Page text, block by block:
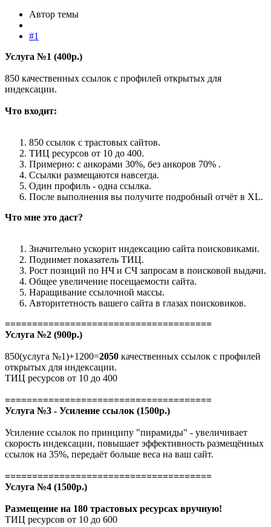
Автор темы
#1
Услуга №1 (400р.)
850 качественных ссылок с профилей открытых для
индексации.
Что входит:
850 ссылок с трастовых сайтов.
ТИЦ ресурсов от 10 до 400.
Примерно: с анкорами 30%, без анкоров 70% .
Ссылки размещаются навсегда.
Один профиль - одна ссылка.
После выполнения вы получите подробный отчёт в XL.
Что мне это даст?
Значительно ускорит индексацию сайта поисковиками.
Поднимет показатель ТИЦ.
Рост позиций по НЧ и СЧ запросам в поисковой выдачи.
Общее увеличение посещаемости сайта.
Наращивание ссылочной массы.
Авторитетность вашего сайта в глазах поисковиков.
======================================
Услуга №2 (900р.)
850(услуга №1)+1200=2050 качественных ссылок с профилей
открытых для индексации.
ТИЦ ресурсов от 10 до 400
======================================
Услуга №3 - Усиление ссылок (1500р.)
Усиление ссылок по принципу "пирамиды" - увеличивает
скорость индексации, повышает эффективность размещённых
ссылок на 35%, передаёт больше веса на ваш сайт.
======================================
Услуга №4 (1500р.)
Размещение на 180 трастовых ресурсах вручную!
ТИЦ ресурсов от 10 до 600